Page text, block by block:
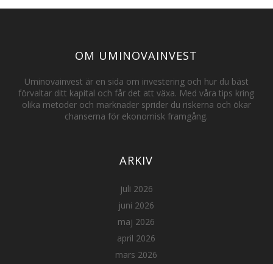
OM UMINOVAINVEST
Uminovainvest är en sida om investering och hur du bäst
förvaltar ditt kapital och får det att växa. Med våra tips kring
olika metoder och marknader sprider du riskerna och ökar
chanserna för ekonomisk framgång.
ARKIV
juli 2026
juni 2026
maj 2026
april 2026
mars 2026